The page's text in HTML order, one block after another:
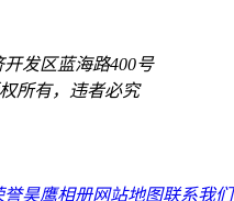
发区蓝海路400号
所有，违者必究
誉昊鹰相册网站地图联系我们